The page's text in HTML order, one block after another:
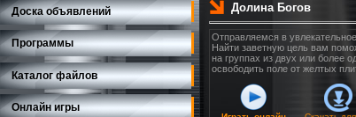
Доска объявлений
Программы
Каталог файлов
Онлайн игры
Долина Богов
Отправляемся в
Найти заветную цель вам
на группах из двух или более
освободить поле от желтых